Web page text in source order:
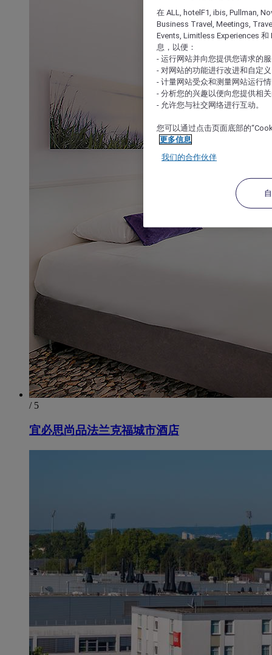
/ 5
宜必思尚品法兰克福城市酒店
在 ALL, hotelF1, ibis, Pullman,
Business Travel, Meetings,
Events, Limitless Experiences 和
息，以便：
- 运行网站并向您提供您请求的
- 对网站的功能进行改进和自定义
- 计量网站受众和测量网站运行
- 分析您的兴趣以便向您提供相
- 允许您与社交网络进行互动。
您可以通过点击页面底部的
更多信息
我们的合作伙伴